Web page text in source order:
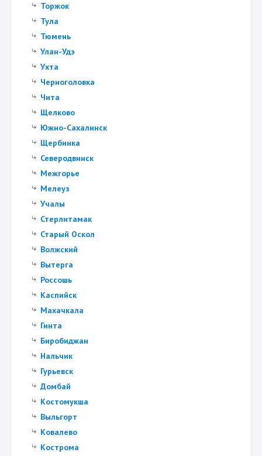
Торжок
Тула
Тюмень
Улан-Удэ
Ухта
Черноголовка
Чита
Щелково
Южно-Сахалинск
Щербинка
Северодвинск
Межгорье
Мелеуз
Учалы
Стерлитамак
Старый Оскол
Волжский
Вытерга
Россошь
Каспийск
Махачкала
Гинта
Биробиджан
Нальчик
Гурьевск
Домбай
Костомукша
Выльгорт
Ковалево
Кострома